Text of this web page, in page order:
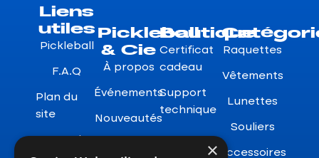
Liens
utiles
Pickleball
F.A.Q
Plan du
site
Pickleball
& Cie
À propos
Événements
Nouveautés
Boutique
Certificat
cadeau
Support
technique
Raquettes
Vêtements
Lunettes
Souliers
Accessoires
×